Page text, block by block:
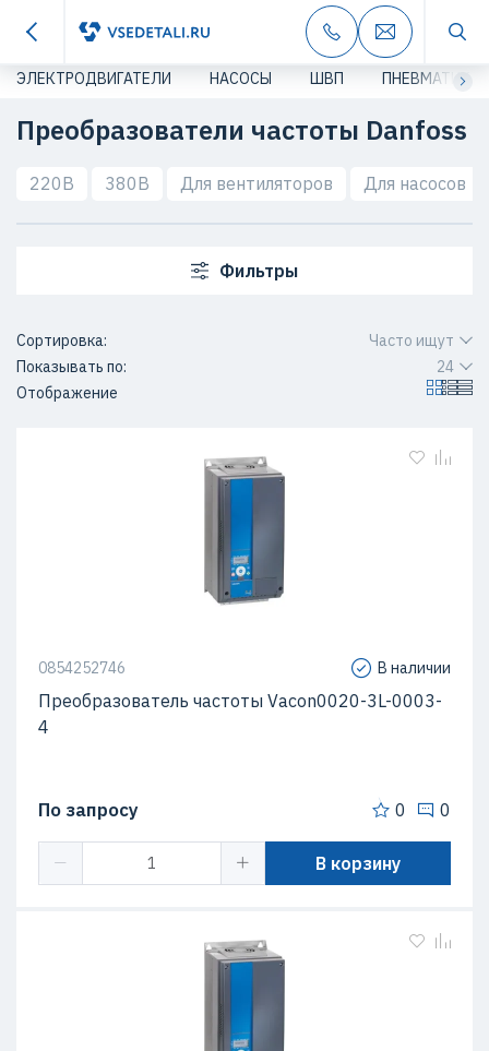
ЭЛЕКТРОДВИГАТЕЛИ НАСОСЫ ШВП ПНЕВМАТИКА
Преобразователи частоты Danfoss
220В 380В Для вентиляторов Для насосов
Фильтры
Сортировка:
Часто ищут
Показывать по:
24
Отображение
0854252746 В наличии
Преобразователь частоты Vacon0020-3L-0003-
4
По запросу 0 0
В корзину